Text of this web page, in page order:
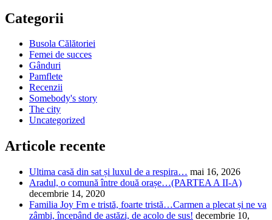
Categorii
Busola Călătoriei
Femei de succes
Gânduri
Pamflete
Recenzii
Somebody's story
The city
Uncategorized
Articole recente
Ultima casă din sat și luxul de a respira… mai 16, 2026
Aradul, o comună între două orașe…(PARTEA A II-A)
decembrie 14, 2020
Familia Joy Fm e tristă, foarte tristă…Carmen a plecat și ne va
zâmbi, începând de astăzi, de acolo de sus! decembrie 10,